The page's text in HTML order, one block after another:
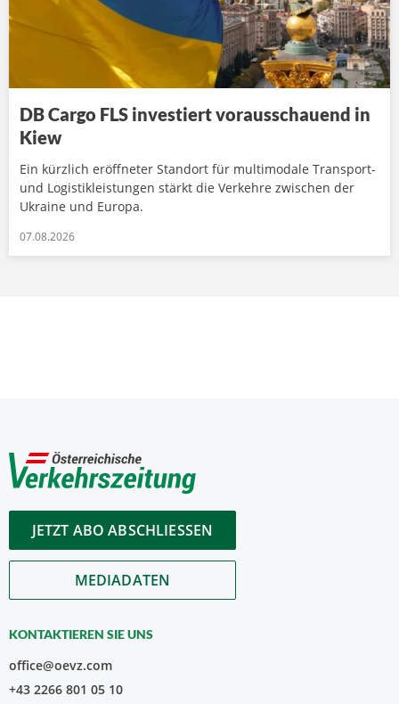
DB Cargo FLS investiert vorausschauend in
Kiew
Ein kürzlich eröffneter Standort für multimodale Transport-
und Logistikleistungen stärkt die Verkehre zwischen der
Ukraine und Europa.
07.08.2026
JETZT ABO ABSCHLIESSEN
MEDIADATEN
KONTAKTIEREN SIE UNS
office@oevz.com
+43 2266 801 05 10